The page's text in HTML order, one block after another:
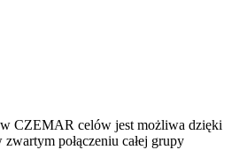
CZEMAR celów jest możliwa dzięki
połączeniu całej grupy